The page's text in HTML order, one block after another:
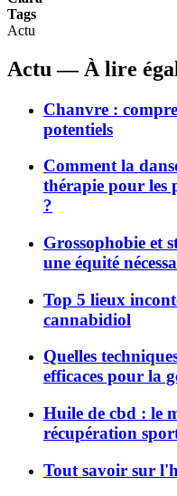
Tags
Actu
Actu — À lire
Chanvre :
potentiels
Comment la
thérapie pour les
?
Grossophobie et
une équité
Top 5 lieux
cannabidiol
Quelles
efficaces pour la
Huile de cbd : le
récupération
Tout savoir sur